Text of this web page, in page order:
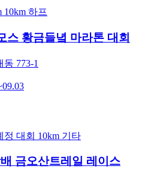
10km 하프
스 황금들녘 마라톤 대회
773-1
정 대회 10km 기타
금오산트레일 레이스